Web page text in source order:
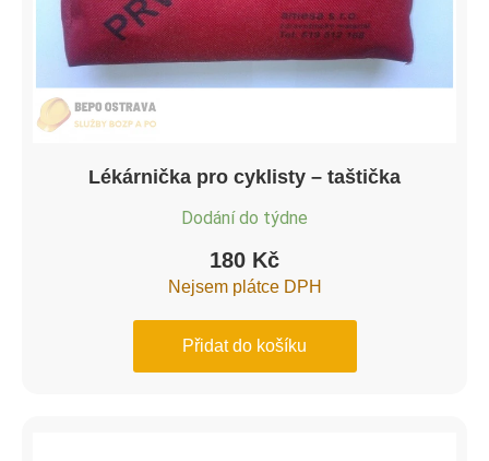
Lékárnička pro cyklisty – taštička
Dodání do týdne
180 Kč
Nejsem plátce DPH
Přidat do košíku